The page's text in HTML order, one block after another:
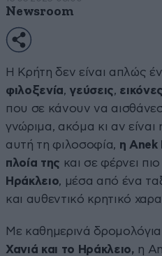
Newsroom
Η Κρήτη δεν είναι απλώς
φιλοξενία, γεύσεις, εικόνες
που σε κάνουν να
γνώριμα, ακόμα κι αν
αυτή τη φιλοσοφία, η Anek
πλοία της και σε φέρνει
Ηράκλειο, μέσα από ένα
και αυθεντικό κρητικό
Με καθημερινά
Χανιά και το Ηράκλειο, η